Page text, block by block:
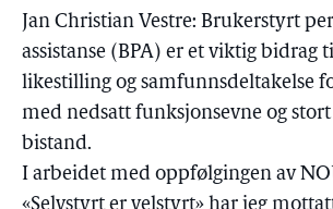
Jan Christian Vestre: Brukerstyrt
assistanse (BPA) er et viktig bidrag
likestilling og samfunnsdeltakelse
med nedsatt funksjonsevne og
bistand.
I arbeidet med oppfølgingen av